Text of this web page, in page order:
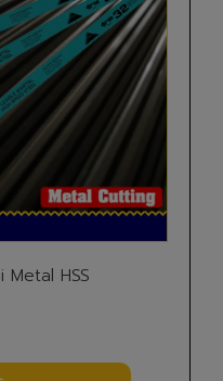
Metal HSS